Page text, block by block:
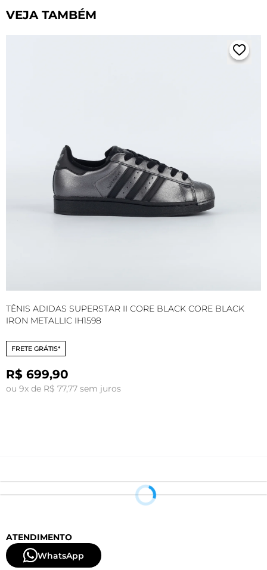
VEJA TAMBÉM
TÊNIS ADIDAS SUPERSTAR II CORE BLACK CORE BLACK
IRON METALLIC IH1598
FRETE GRÁTIS*
R$ 699,90
ou 9x de R$ 77,77 sem juros
ATENDIMENTO
WhatsApp